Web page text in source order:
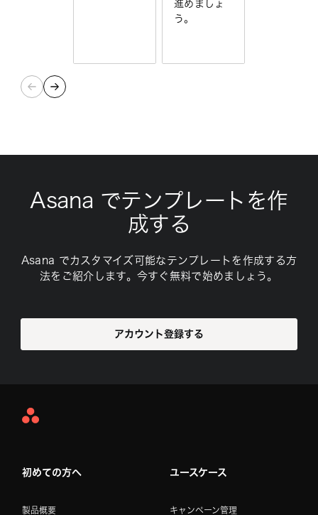
進めましょ
う。
Asana でテンプレートを作
成する
Asana でカスタマイズ可能なテンプレートを作成する方
法をご紹介します。今すぐ無料で始めましょう。
アカウント登録する
Asana
初めての方へ
製品概要
ユースケース
キャンペーン管理